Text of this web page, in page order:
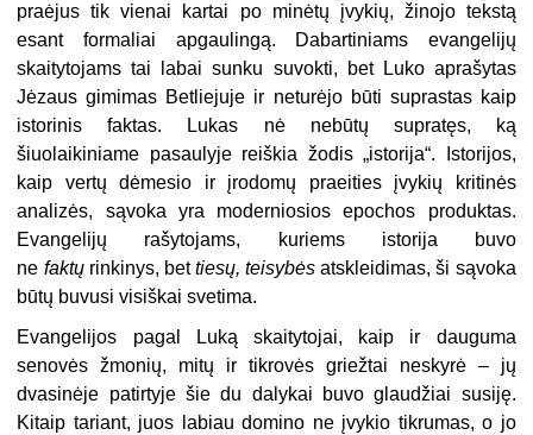
praėjus tik vienai kartai po minėtų įvykių, žinojo tekstą
esant formaliai apgaulingą. Dabartiniams evangelijų
skaitytojams tai labai sunku suvokti, bet Luko aprašytas
Jėzaus gimimas Betliejuje ir neturėjo būti suprastas kaip
istorinis faktas. Lukas nė nebūtų supratęs, ką
šiuolaikiniame pasaulyje reiškia žodis „istorija“. Istorijos,
kaip vertų dėmesio ir įrodomų praeities įvykių kritinės
analizės, sąvoka yra moderniosios epochos produktas.
Evangelijų rašytojams, kuriems istorija buvo
ne faktųrinkinys, bettiesų, teisybėsatskleidimas, ši sąvoka
būtų buvusi visiškai svetima.
Evangelijos pagal Luką skaitytojai, kaip ir dauguma
senovės žmonių, mitų ir tikrovės griežtai neskyrė – jų
dvasinėje patirtyje šie du dalykai buvo glaudžiai susiję.
Kitaip tariant, juos labiau domino ne įvykio tikrumas, o jo